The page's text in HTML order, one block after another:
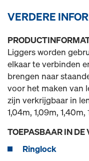
VERDERE
Liggers worden
elkaar te verbinden
brengen naar
voor het maken van
zijn verkrijgbaar in
1,04m, 1,09m,
TOEPASBAAR IN DE
Ringlock